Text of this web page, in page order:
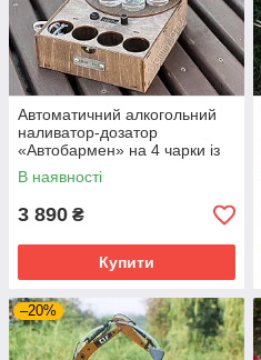
Автоматичний алкогольний
наливатор-дозатор
«Автобармен» на 4 чарки із
вбудованим акумулятором
В наявності
3 890 ₴
Купити
–20%